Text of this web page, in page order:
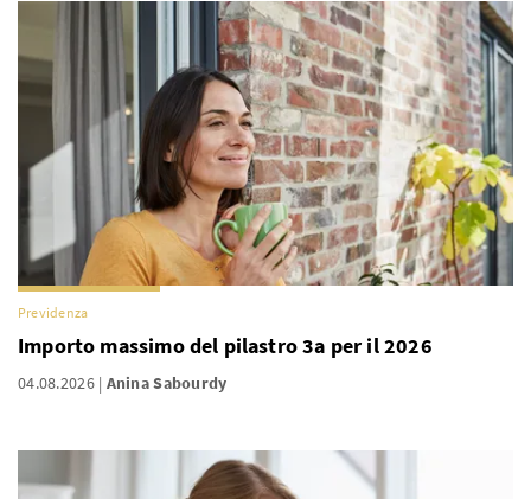
Previdenza
Importo massimo del pilastro 3a per il 2026
04.08.2026 Anina Sabourdy